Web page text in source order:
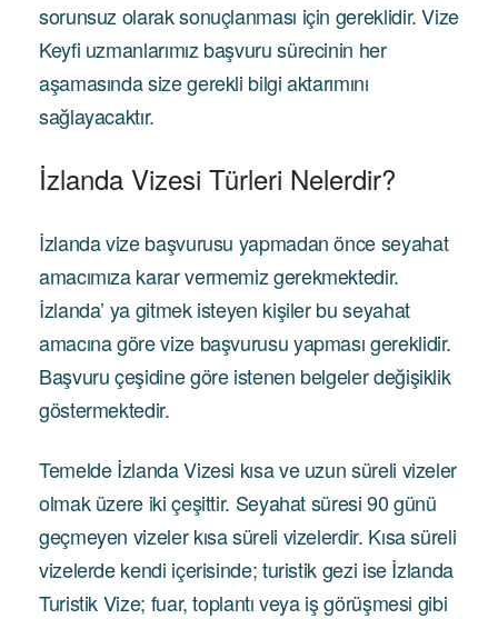
sorunsuz olarak sonuçlanması için gereklidir. Vize
Keyfi uzmanlarımız başvuru sürecinin her
aşamasında size gerekli bilgi aktarımını
sağlayacaktır.
İzlanda Vizesi Türleri Nelerdir?
İzlanda vize başvurusu yapmadan önce seyahat
amacımıza karar vermemiz gerekmektedir.
İzlanda’ ya gitmek isteyen kişiler bu seyahat
amacına göre vize başvurusu yapması gereklidir.
Başvuru çeşidine göre istenen belgeler değişiklik
göstermektedir.
Temelde İzlanda Vizesi kısa ve uzun süreli vizeler
olmak üzere iki çeşittir. Seyahat süresi 90 günü
geçmeyen vizeler kısa süreli vizelerdir. Kısa süreli
vizelerde kendi içerisinde; turistik gezi ise İzlanda
Turistik Vize; fuar, toplantı veya iş görüşmesi gibi